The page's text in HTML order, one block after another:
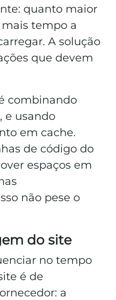
quanto maior
tempo a
A solução
que devem
combinando
e usando
em cache.
de código do
espaços em
não pese o
do site
no tempo
é de
a